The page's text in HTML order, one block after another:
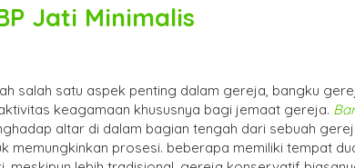
Jati Minimalis
salah satu aspek penting dalam gereja, bangku
keagamaan khususnya bagi jemaat gereja.
altar di dalam bagian tengah dari sebuah
memungkinkan prosesi. beberapa memiliki tempat